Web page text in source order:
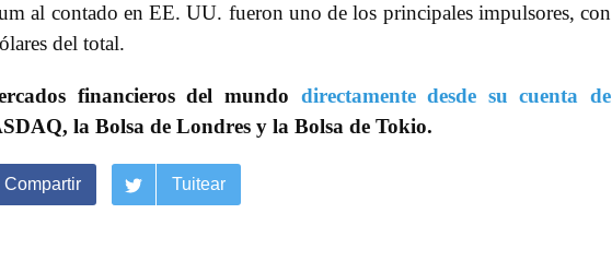
al contado en EE. UU. fueron uno de los principales impulsores, con
del total.
financieros del mundo directamente desde su cuenta de
la Bolsa de Londres y la Bolsa de Tokio.
Compartir Tuitear